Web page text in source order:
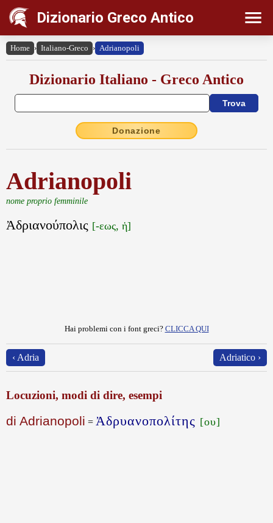
Dizionario Greco Antico
Home › Italiano-Greco › Adrianopoli
Dizionario Italiano - Greco Antico
Donazione
Adrianopoli
nome proprio femminile
Ἀδριανούπολις [-εως, ἡ]
Hai problemi con i font greci? CLICCA QUI
‹ Adria Adriatico ›
Locuzioni, modi di dire, esempi
di Adrianopoli = Ἀδρυανοπολίτης [ου]